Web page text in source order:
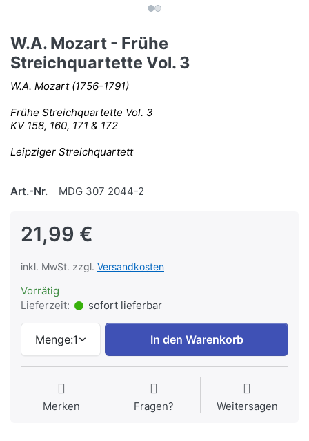
W.A. Mozart - Frühe
Streichquartette Vol. 3
W.A. Mozart (1756-1791)
Frühe Streichquartette Vol. 3
KV 158, 160, 171 & 172
Leipziger Streichquartett
Art.-Nr. MDG 307 2044-2
21,99 €
inkl. MwSt. zzgl. Versandkosten
Vorrätig
Lieferzeit:
sofort lieferbar
Menge:1 In den Warenkorb
Merken Fragen? Weitersagen